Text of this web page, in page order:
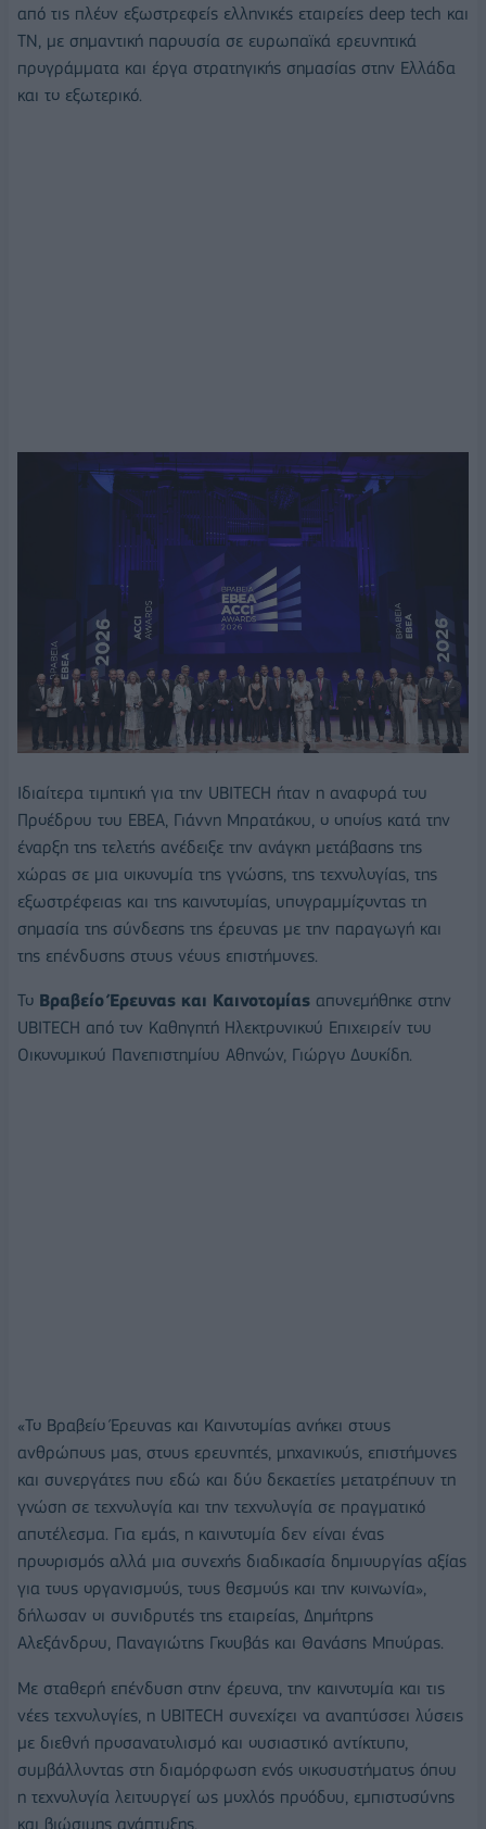
από τις πλέον εξωστρεφείς ελληνικές εταιρείες deep tech και
ΤΝ, με σημαντική παρουσία σε ευρωπαϊκά ερευνητικά
προγράμματα και έργα στρατηγικής σημασίας στην Ελλάδα
και το εξωτερικό.
Ιδιαίτερα τιμητική για την UBITECH ήταν η αναφορά του
Προέδρου του ΕΒΕΑ, Γιάννη Μπρατάκου, ο οποίος κατά την
έναρξη της τελετής ανέδειξε την ανάγκη μετάβασης της
χώρας σε μια οικονομία της γνώσης, της τεχνολογίας, της
εξωστρέφειας και της καινοτομίας, υπογραμμίζοντας τη
σημασία της σύνδεσης της έρευνας με την παραγωγή και
της επένδυσης στους νέους επιστήμονες.
Το Βραβείο Έρευνας και Καινοτομίας απονεμήθηκε στην
UBITECH από τον Καθηγητή Ηλεκτρονικού Επιχειρείν του
Οικονομικού Πανεπιστημίου Αθηνών, Γιώργο Δουκίδη.
«Το Βραβείο Έρευνας και Καινοτομίας ανήκει στους
ανθρώπους μας, στους ερευνητές, μηχανικούς, επιστήμονες
και συνεργάτες που εδώ και δύο δεκαετίες μετατρέπουν τη
γνώση σε τεχνολογία και την τεχνολογία σε πραγματικό
αποτέλεσμα. Για εμάς, η καινοτομία δεν είναι ένας
προορισμός αλλά μια συνεχής διαδικασία δημιουργίας αξίας
για τους οργανισμούς, τους θεσμούς και την κοινωνία»,
δήλωσαν οι συνιδρυτές της εταιρείας, Δημήτρης
Αλεξάνδρου, Παναγιώτης Γκουβάς και Θανάσης Μπούρας.
Με σταθερή επένδυση στην έρευνα, την καινοτομία και τις
νέες τεχνολογίες, η UBITECH συνεχίζει να αναπτύσσει λύσεις
με διεθνή προσανατολισμό και ουσιαστικό αντίκτυπο,
συμβάλλοντας στη διαμόρφωση ενός οικοσυστήματος όπου
η τεχνολογία λειτουργεί ως μοχλός προόδου, εμπιστοσύνης
και βιώσιμης ανάπτυξης.